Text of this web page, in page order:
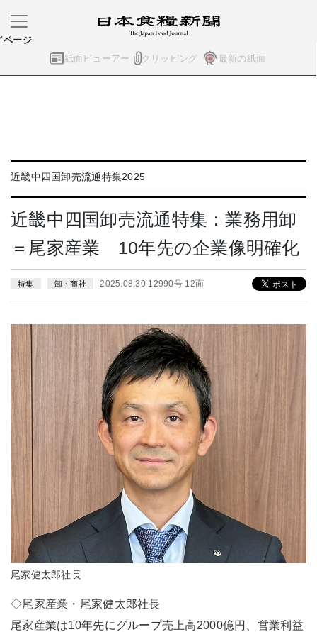
紙面ビューアー クリッピング 最新の紙面
ページ
近畿中四国卸売流通特集2025
近畿中四国卸売流通特集：業務用卸
＝尾家産業 10年先の企業像明確化
特集 卸・商社 2025.08.30 12990号 12面
尾家健太郎社長
◇尾家産業・尾家健太郎社長
尾家産業は10年先にグループ売上高2000億円、営業利益